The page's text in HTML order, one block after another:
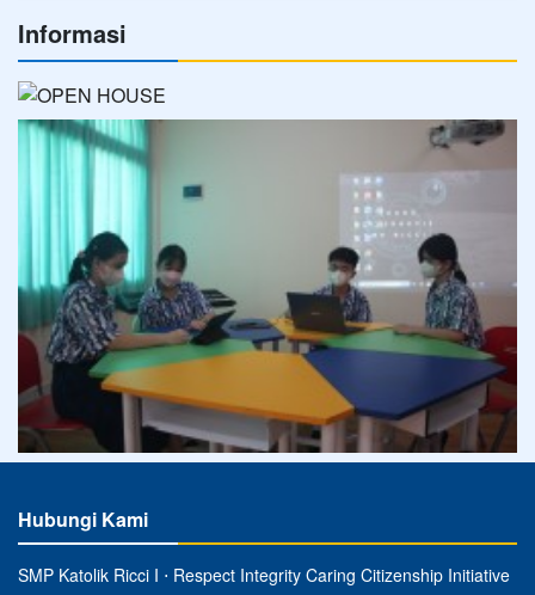
Informasi
Hubungi Kami
SMP Katolik Ricci I ⋅ Respect Integrity Caring Citizenship Initiative